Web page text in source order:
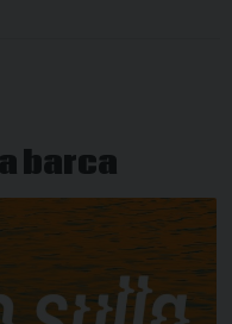
barca